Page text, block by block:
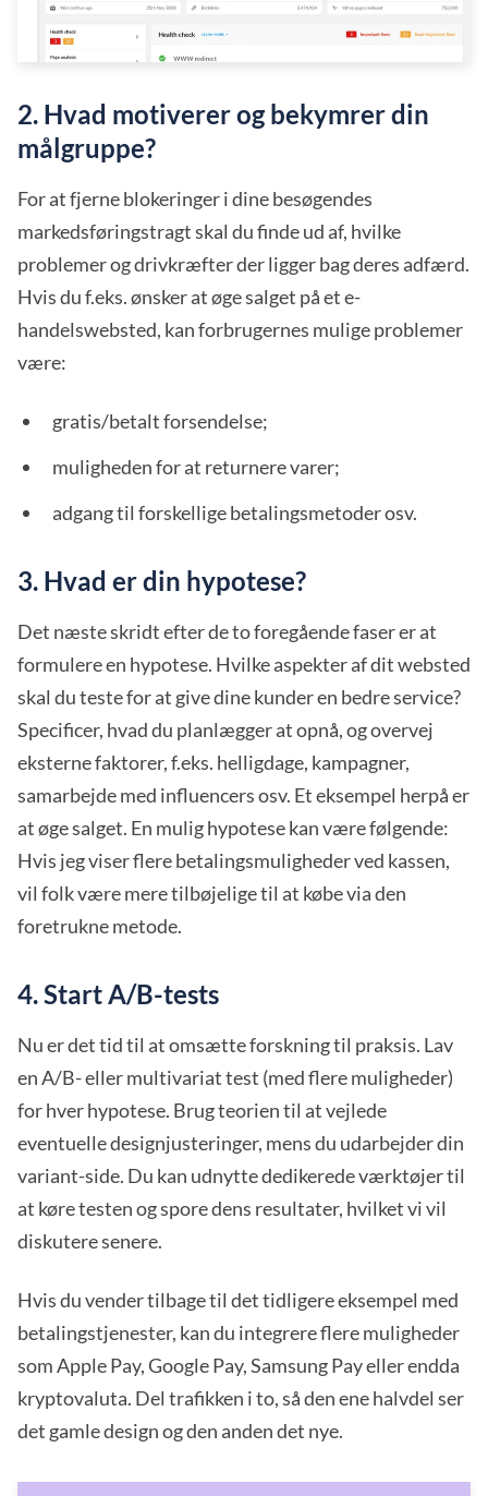
2. Hvad motiverer og bekymrer din
målgruppe?
For at fjerne blokeringer i dine besøgendes
markedsføringstragt skal du finde ud af, hvilke
problemer og drivkræfter der ligger bag deres adfærd.
Hvis du f.eks. ønsker at øge salget på et e-
handelswebsted, kan forbrugernes mulige problemer
være:
gratis/betalt forsendelse;
muligheden for at returnere varer;
adgang til forskellige betalingsmetoder osv.
3. Hvad er din hypotese?
Det næste skridt efter de to foregående faser er at
formulere en hypotese. Hvilke aspekter af dit websted
skal du teste for at give dine kunder en bedre service?
Specificer, hvad du planlægger at opnå, og overvej
eksterne faktorer, f.eks. helligdage, kampagner,
samarbejde med influencers osv. Et eksempel herpå er
at øge salget. En mulig hypotese kan være følgende:
Hvis jeg viser flere betalingsmuligheder ved kassen,
vil folk være mere tilbøjelige til at købe via den
foretrukne metode.
4. Start A/B-tests
Nu er det tid til at omsætte forskning til praksis. Lav
en A/B- eller multivariat test (med flere muligheder)
for hver hypotese. Brug teorien til at vejlede
eventuelle designjusteringer, mens du udarbejder din
variant-side. Du kan udnytte dedikerede værktøjer til
at køre testen og spore dens resultater, hvilket vi vil
diskutere senere.
Hvis du vender tilbage til det tidligere eksempel med
betalingstjenester, kan du integrere flere muligheder
som Apple Pay, Google Pay, Samsung Pay eller endda
kryptovaluta. Del trafikken i to, så den ene halvdel ser
det gamle design og den anden det nye.